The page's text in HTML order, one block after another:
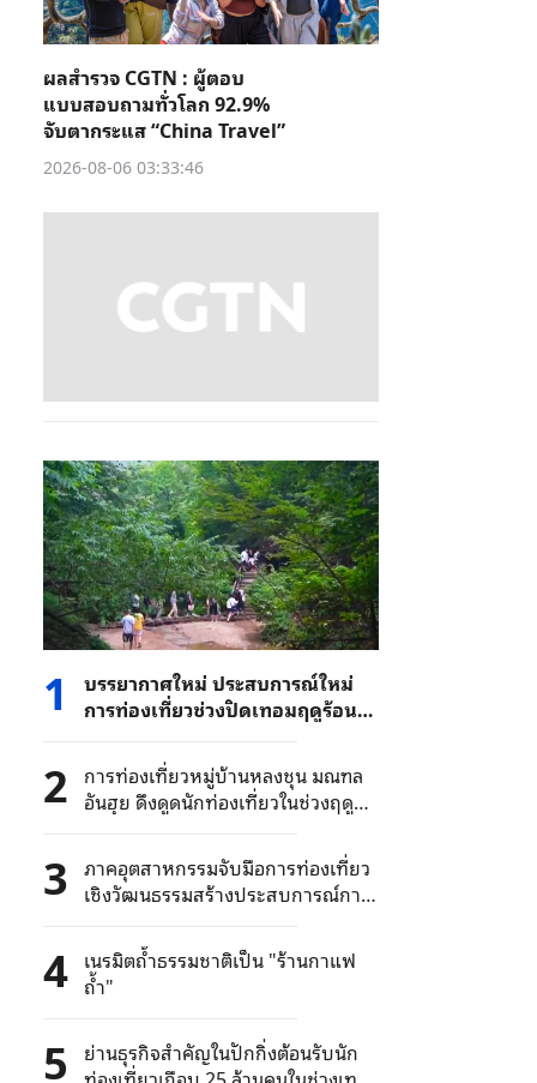
ผลสำรวจ CGTN : ผู้ตอบ
แบบสอบถามทั่วโลก 92.9%
จับตากระแส “China Travel”
2026-08-06 03:33:46
1
บรรยากาศใหม่ ประสบการณ์ใหม่
การท่องเที่ยวช่วงปิดเทอมฤดูร้อน
ยังคึกคักต่อเนื่อง
2 การท่องเที่ยวหมู่บ้านหลงชุน มณฑล
อันฮุย ดึงดูดนักท่องเที่ยวในช่วงฤดู
ร้อน
3 ภาคอุตสาหกรรมจับมือการท่องเที่ยว
เชิงวัฒนธรรมสร้างประสบการณ์การ
ท่องเที่ยวรูปแบบใหม่
4 เนรมิตถ้ำธรรมชาติเป็น "ร้านกาแฟ
ถ้ำ"
5
ย่านธุรกิจสำคัญในปักกิ่งต้อนรับนัก